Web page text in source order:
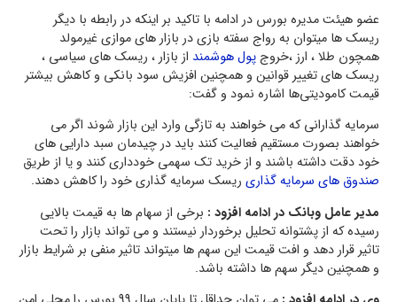
عضو هیئت مدیره بورس در ادامه با تاکید بر اینکه در رابطه با دیگر
ریسک ها میتوان به رواج سفته بازی در بازار های موازی غیرمولد
همچون طلا ، ارز ،خروجپول هوشمند از بازار ، ریسک های سیاسی ،
ریسک های تغییر قوانین و همچنین افزیش سود بانکی و کاهش بیشتر
قیمت کامودیتی‌ها اشاره نمود و گفت:
سرمایه گذارانی که می خواهند به تازگی وارد این بازار شوند اگر می
خواهند بصورت مستقیم فعالیت کنند باید در چیدمان سبد دارایی های
خود دقت داشته باشند و از خرید تک سهمی خودداری کنند و یا از طریق
صندوق های سرمایه گذاری ریسک سرمایه گذاری خود را کاهش دهند.
مدیر عامل وبانک در ادامه افزود : برخی از سهام ها به قیمت بالایی
رسیده که از پشتوانه تحلیل برخوردار نیستند و می تواند بازار را تحت
تاثیر قرار دهد و افت قیمت این سهم ها میتواند تاثیر منفی بر شرایط بازار
و همچنین دیگر سهم ها داشته باشد.